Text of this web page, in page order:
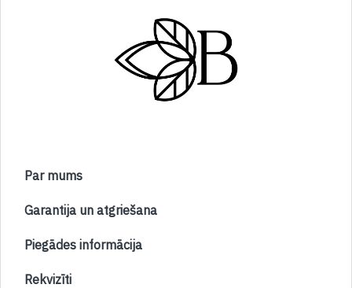
Par mums
Garantija un atgriešana
Piegādes informācija
Rekvizīti